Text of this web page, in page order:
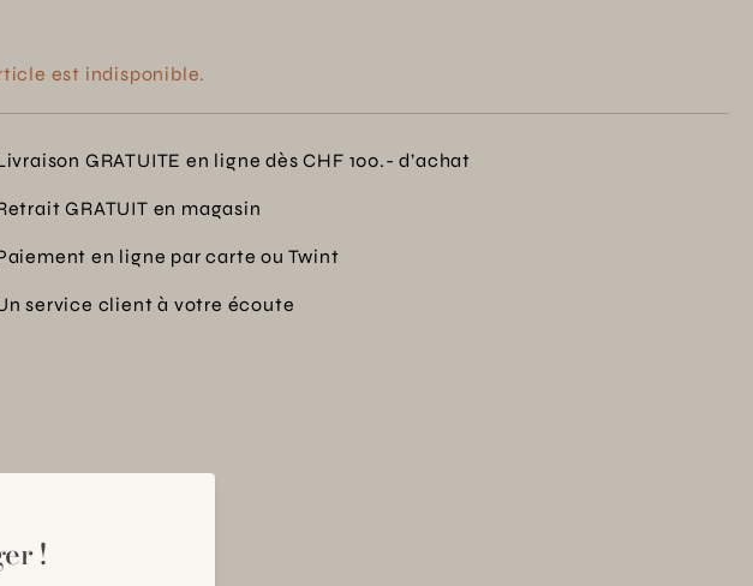
est indisponible.
GRATUITE en ligne dès CHF 100.- d’achat
GRATUIT en magasin
en ligne par carte ou Twint
service client à votre écoute
!